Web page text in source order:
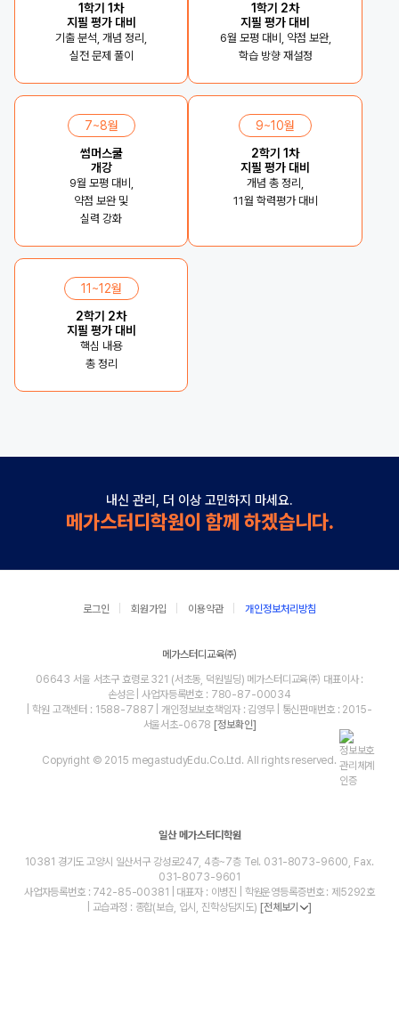
1학기 1차
지필 평가 대비
기출 분석, 개념 정리,
실전 문제 풀이
1학기 2차
지필 평가 대비
6월 모평 대비, 약점 보완,
학습 방향 재설정
7~8월
썸머스쿨
개강
9월 모평 대비,
약점 보완 및
실력 강화
9~10월
2학기 1차
지필 평가 대비
개념 총 정리,
11월 학력평가 대비
11~12월
2학기 2차
지필 평가 대비
핵심 내용
총 정리
내신 관리, 더 이상 고민하지 마세요.
메가스터디학원이 함께 하겠습니다.
로그인 회원가입 이용약관 개인정보처리방침
메가스터디교육㈜
06643 서울 서초구 효령로 321 (서초동, 덕원빌딩) 메가스터디교육㈜ 대표이사 :
손성은 | 사업자등록번호 : 780-87-00034
| 학원 고객센터 : 1588-7887 | 개인정보보호책임자 : 김영무 | 통신판매번호 : 2015-
서울서초-0678[정보확인]
Copyright © 2015 megastudyEdu.Co.Ltd. All rights reserved.
일산 메가스터디학원
10381 경기도 고양시 일산서구 강성로247, 4층~7층 Tel. 031-8073-9600, Fax.
031-8073-9601
사업자등록번호 : 742-85-00381 | 대표자 : 이병진 | 학원운영등록증번호 : 제5292호
| 교습과정 : 종합(보습, 입시, 진학상담지도) [전체보기 ]